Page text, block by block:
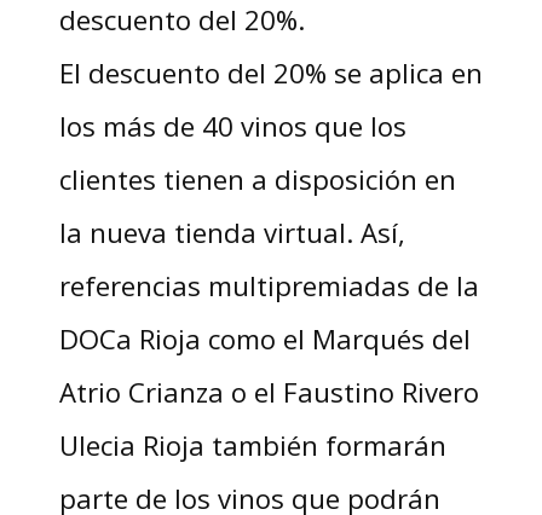
descuento del 20%.
El descuento del 20% se aplica en
los más de 40 vinos que los
clientes tienen a disposición en
la nueva tienda virtual. Así,
referencias multipremiadas de la
DOCa Rioja como el Marqués del
Atrio Crianza o el Faustino Rivero
Ulecia Rioja también formarán
parte de los vinos que podrán